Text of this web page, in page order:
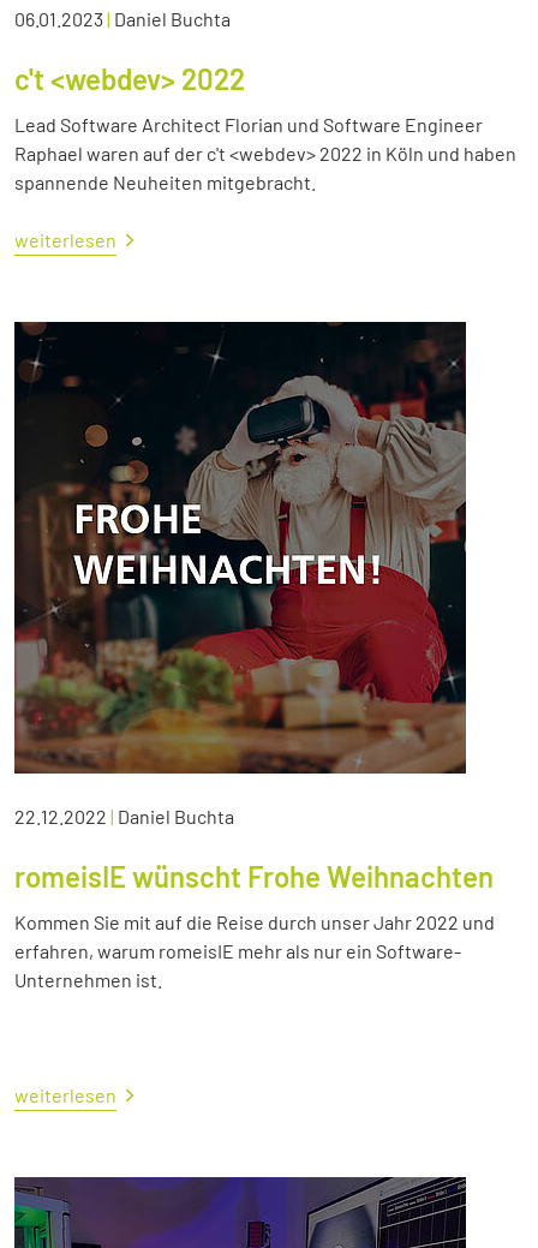
06.01.2023| Daniel Buchta
c't <webdev> 2022
Lead Software Architect Florian und Software Engineer
Raphael waren auf der c't <webdev> 2022 in Köln und haben
spannende Neuheiten mitgebracht.
weiterlesen
22.12.2022 | Daniel Buchta
romeisIE wünscht Frohe Weihnachten
Kommen Sie mit auf die Reise durch unser Jahr 2022 und
erfahren, warum romeisIE mehr als nur ein Software-
Unternehmen ist.
weiterlesen